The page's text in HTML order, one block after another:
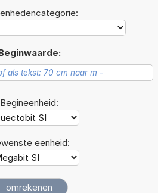
Begineenheid:
eenheid: